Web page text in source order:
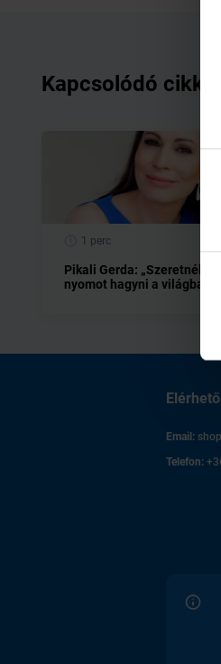
Kapcsolódó
1 perc
Pikali Gerda: „Szeretnék
nyomot hagyni a világban”
Email:
Telefon: